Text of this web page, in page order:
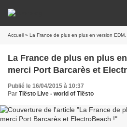
Accueil » La France de plus en plus en version EDM,
La France de plus en plus
merci Port Barcarès et
Publié le 16/04/2015 à 10:37
Par Tiësto Live - world of Tiësto